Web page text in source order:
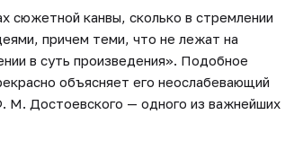
сюжетной канвы, сколько в стремлении
причем теми, что не лежат на
в суть произведения». Подобное
объясняет его неослабевающий
М. Достоевского — одного из важнейших